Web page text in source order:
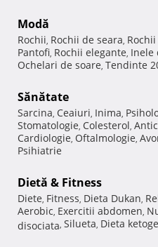
Modă
Rochii, Rochii de seara,
Pantofi, Rochii elegante, Inele
Ochelari de soare, Tendinte
Sănătate
Sarcina, Ceaiuri, Inima,
Stomatologie, Colesterol,
Cardiologie, Oftalmologie,
Psihiatrie
Dietă & Fitness
Diete, Fitness, Dieta Dukan,
Aerobic, Exercitii abdomen,
disociata, Silueta, Dieta